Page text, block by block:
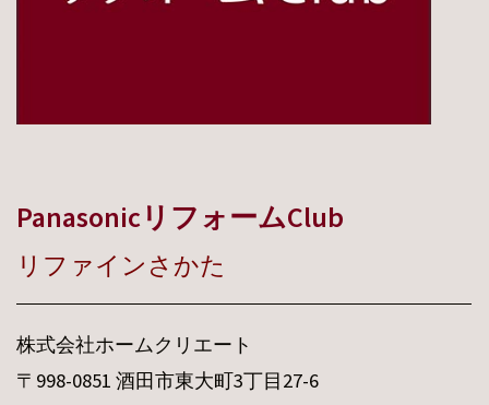
PanasonicリフォームClub
リファインさかた
株式会社ホームクリエート
〒998-0851 酒田市東大町3丁目27-6